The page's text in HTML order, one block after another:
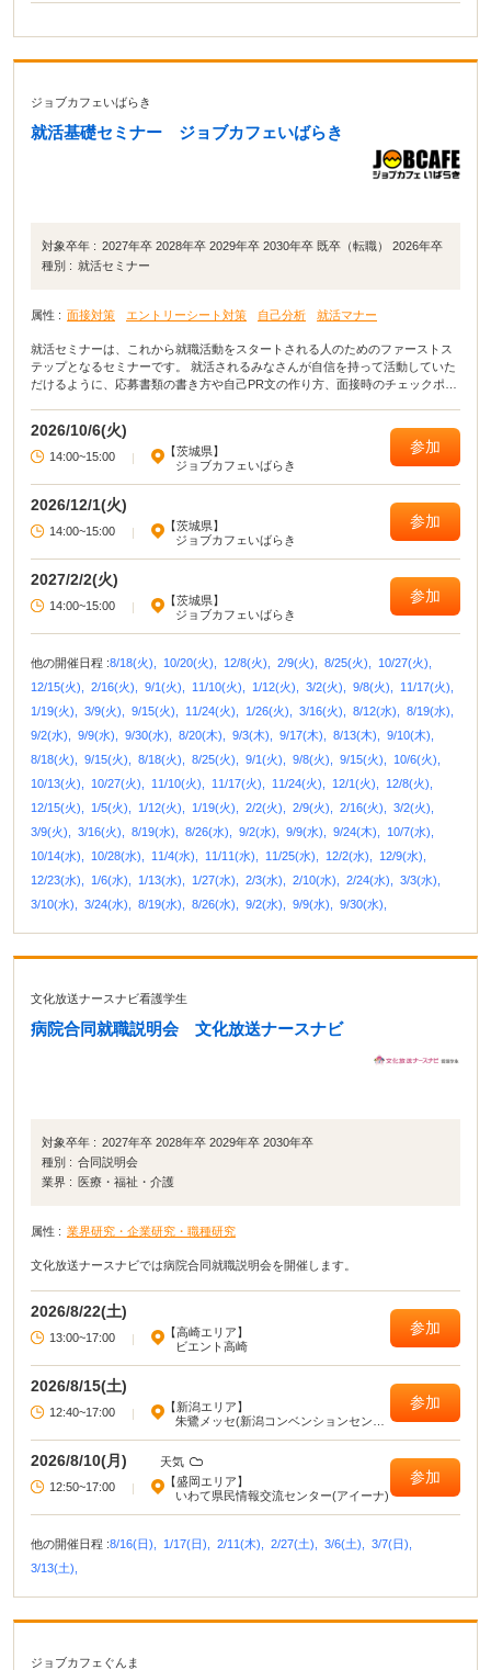
ジョブカフェいばらき
就活基礎セミナー ジョブカフェいばらき
対象卒年 : 2027年卒 2028年卒 2029年卒 2030年卒 既卒（転職） 2026年卒
種別 : 就活セミナー
属性 : 面接対策 エントリーシート対策 自己分析 就活マナー
就活セミナーは、これから就職活動をスタートされる人のためのファーストス
テップとなるセミナーです。 就活されるみなさんが自信を持って活動していた
だけるように、応募書類の書き方や自己PR文の作り方、面接時のチェックポイ
2026/10/6(火)
14:00~15:00 |
【茨城県】
ジョブカフェいばらき
参加
2026/12/1(火)
14:00~15:00 |
【茨城県】
ジョブカフェいばらき
参加
2027/2/2(火)
14:00~15:00 |
【茨城県】
ジョブカフェいばらき
参加
他の開催日程 :8/18(火), 10/20(火), 12/8(火), 2/9(火), 8/25(火),
10/27(火),
12/15(火),
2/16(火), 9/1(火), 11/10(火), 1/12(火), 3/2(火), 9/8(火),
11/17(火),
1/19(火),
3/9(火), 9/15(火), 11/24(火), 1/26(火), 3/16(火), 8/12(水),
8/19(水),
9/2(水),
9/9(水), 9/30(水), 8/20(木), 9/3(木), 9/17(木), 8/13(木),
9/10(木),
8/18(火),
9/15(火), 8/18(火), 8/25(火), 9/1(火), 9/8(火), 9/15(火),
10/6(火),
10/13(火),
10/27(火), 11/10(火), 11/17(火), 11/24(火), 12/1(火),
12/8(火),
12/15(火),
1/5(火), 1/12(火), 1/19(火), 2/2(火), 2/9(火), 2/16(火),
3/2(火),
3/9(火),
3/16(火), 8/19(水), 8/26(水), 9/2(水), 9/9(水), 9/24(木),
10/7(水),
10/14(水),
10/28(水), 11/4(水), 11/11(水), 11/25(水), 12/2(水),
12/9(水),
12/23(水),
1/6(水), 1/13(水), 1/27(水), 2/3(水), 2/10(水), 2/24(水),
3/3(水),
3/10(水),
3/24(水), 8/19(水), 8/26(水), 9/2(水), 9/9(水), 9/30(水),
文化放送ナースナビ看護学生
病院合同就職説明会 文化放送ナースナビ
対象卒年 : 2027年卒 2028年卒 2029年卒 2030年卒
種別 : 合同説明会
業界 :
医療・福祉・介護
属性 : 業界研究・企業研究・職種研究
文化放送ナースナビでは病院合同就職説明会を開催します。
2026/8/22(土)
13:00~17:00 |
【高崎エリア】
ビエント高崎
参加
2026/8/15(土)
12:40~17:00 |
【新潟エリア】
朱鷺メッセ(新潟コンベンションセンタ
参加
2026/8/10(月)
天気
12:50~17:00
|
【盛岡エリア】
いわて県民情報交流センター(アイーナ)
参加
他の開催日程 :8/16(日), 1/17(日), 2/11(木), 2/27(土), 3/6(土),
3/7(日),
3/13(土),
ジョブカフェぐんま